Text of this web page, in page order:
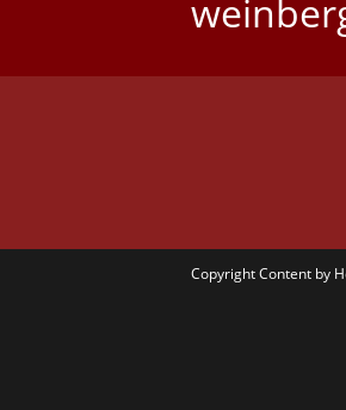
Copyright Content by